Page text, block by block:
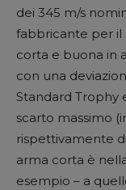
dei 345 m/s
fabbricante per il
corta e buona in
con una
Standard Trophy
scarto massimo
rispettivamente
arma corta è
esempio – a